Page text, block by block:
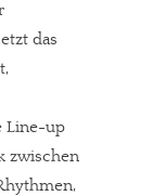
das
Line-up
zwischen